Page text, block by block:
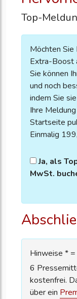
Top-
Möchten Sie
Extra-Boost
Sie können
und noch
indem Sie
Ihre
Startseite
Einmalig
Ja, als
MwSt.
Hinweise *
6
kostenfrei.
über ein